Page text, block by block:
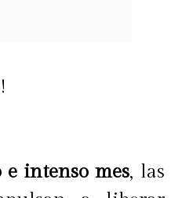
hacia un modelo
de la
la capacidad
intenso mes, las